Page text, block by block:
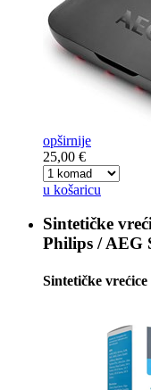
opširnije
25,00 €
u košaricu
Sintetičke
Philips / AEG
Sintetičke